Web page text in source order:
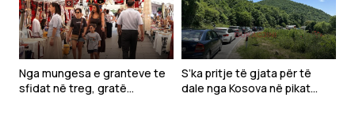
Nga mungesa e granteve te
sfidat në treg, gratë
S’ka pritje të gjata për të
dale nga Kosova në pikat